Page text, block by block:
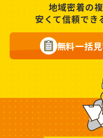
地域密着の
安くて信頼でき
無料一括